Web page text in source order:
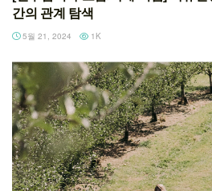
간의 관계 탐색
5월 21, 2024 1K